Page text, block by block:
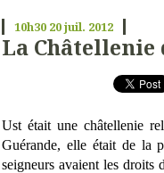
10h30 20juil. 2012
La Châtellenie
Ust était une châtellenie
Guérande, elle était de la
seigneurs avaient les droits